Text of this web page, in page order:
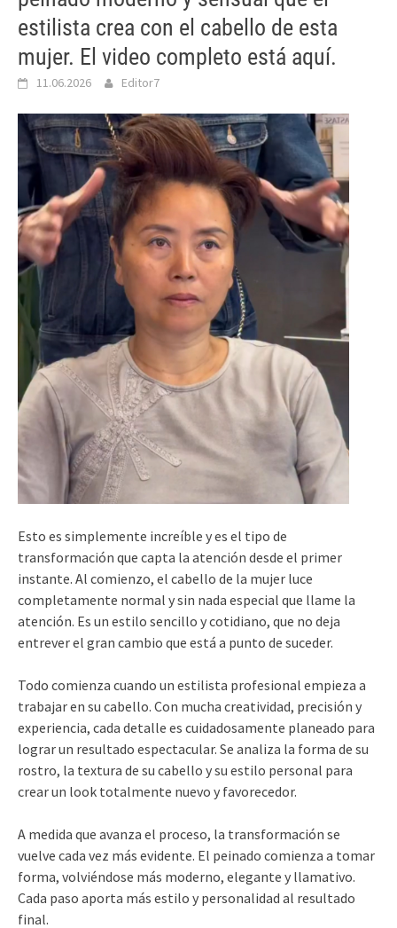
estilista crea con el cabello de esta
mujer. El video completo está aquí.
11.06.2026 Editor7
Esto es simplemente increíble y es el tipo de
transformación que capta la atención desde el primer
instante. Al comienzo, el cabello de la mujer luce
completamente normal y sin nada especial que llame la
atención. Es un estilo sencillo y cotidiano, que no deja
entrever el gran cambio que está a punto de suceder.
Todo comienza cuando un estilista profesional empieza a
trabajar en su cabello. Con mucha creatividad, precisión y
experiencia, cada detalle es cuidadosamente planeado para
lograr un resultado espectacular. Se analiza la forma de su
rostro, la textura de su cabello y su estilo personal para
crear un look totalmente nuevo y favorecedor.
A medida que avanza el proceso, la transformación se
vuelve cada vez más evidente. El peinado comienza a tomar
forma, volviéndose más moderno, elegante y llamativo.
Cada paso aporta más estilo y personalidad al resultado
final.